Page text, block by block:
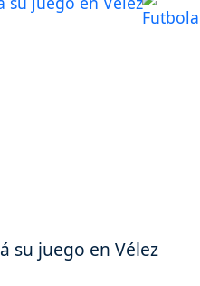
su juego en Vélez